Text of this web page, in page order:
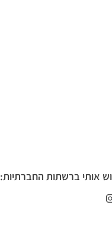
אותי ברשתות החברתיות: